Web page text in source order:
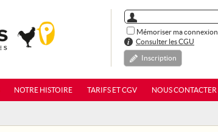
Mémoriser ma connexion
Consulter les CGU
Inscription
NOTRE HISTOIRE TARIFS ET CGV NOUS CONTACTER